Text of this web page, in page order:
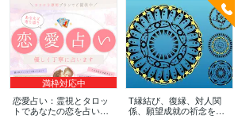
満枠対応中
恋愛占い：霊視とタロッ
トであなたの恋を占いま
T縁結び、復縁、対人関
係、願望成就の祈念を承